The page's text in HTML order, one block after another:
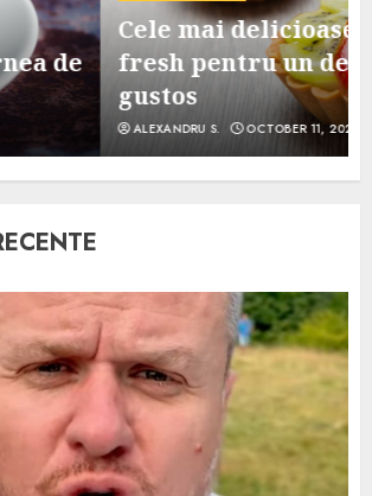
retete de tarte
un desert sanatos si
OCTOBER 11, 2023